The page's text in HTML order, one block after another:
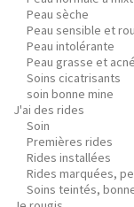
Peau sèche
Peau sensible et
Peau intolérante
Peau grasse et acné
Soins cicatrisants
soin bonne mine
J'ai des rides
Soin
Premières rides
Rides installées
Rides marquées,
Soins teintés,